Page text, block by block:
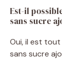
Est-il
sans sucre
Oui, il est
sans sucre